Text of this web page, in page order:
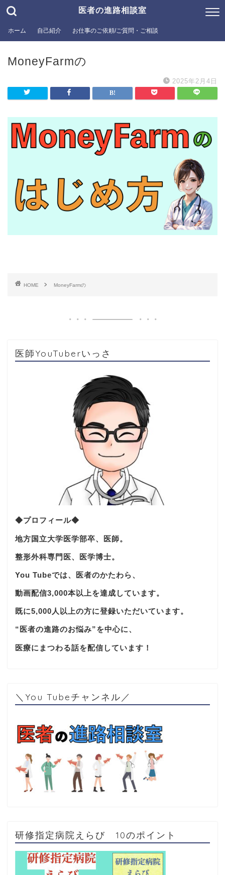
医者の進路相談室
ホーム 自己紹介 お仕事のご依頼/ご質問・ご相談
MoneyFarmの
2025年2月4日
HOME MoneyFarmの
医師YouTuberいっさ
◆プロフィール◆
地方国立大学医学部卒、医師。
整形外科専門医、医学博士。
You Tubeでは、医者のかたわら、
動画配信3,000本以上を達成しています。
既に5,000人以上の方に登録いただいています。
“医者の進路のお悩み”を中心に、
医療にまつわる話を配信しています！
＼You Tubeチャンネル／
研修指定病院えらび 10のポイント